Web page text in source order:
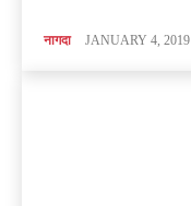
नागदा JANUARY 4, 2019